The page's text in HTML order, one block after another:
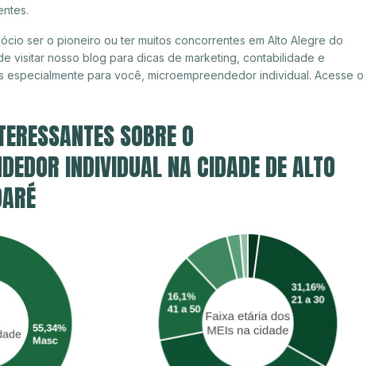
ser o pioneiro ou ter muitos concorrentes em Alto Alegre do
visitar nosso blog para dicas de marketing, contabilidade e
especialmente para você, microempreendedor individual. Acesse o
SOBRE O
INDIVIDUAL NA CIDADE DE ALTO